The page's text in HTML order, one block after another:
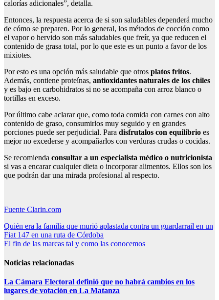
calorías adicionales”, detalla.
Entonces, la respuesta acerca de si son saludables dependerá mucho
de cómo se preparen. Por lo general, los métodos de cocción como
el vapor o hervido son más saludables que freír, ya que reducen el
contenido de grasa total, por lo que este es un punto a favor de los
mixiotes.
Por esto es una opción más saludable que otros platos fritos.
Además, contiene proteínas, antioxidantes naturales de los chiles
y es bajo en carbohidratos si no se acompaña con arroz blanco o
tortillas en exceso.
Por último cabe aclarar que, como toda comida con carnes con alto
contenido de graso, consumirlos muy seguido y en grandes
porciones puede ser perjudicial. Para disfrutalos con equilibrio es
mejor no excederse y acompañarlos con verduras crudas o cocidas.
Se recomienda consultar a un especialista médico o nutricionista
si vas a encarar cualquier dieta o incorporar alimentos. Ellos son los
que podrán dar una mirada profesional al respecto.
Fuente Clarin.com
Navegación
de
Quién era la familia que murió aplastada contra un guardarrail en un
Fiat 147 en una ruta de Córdoba
El fin de las marcas tal y como las conocemos
Noticias relacionadas
La Cámara Electoral definió que no habrá cambios en los
lugares de votación en La Matanza